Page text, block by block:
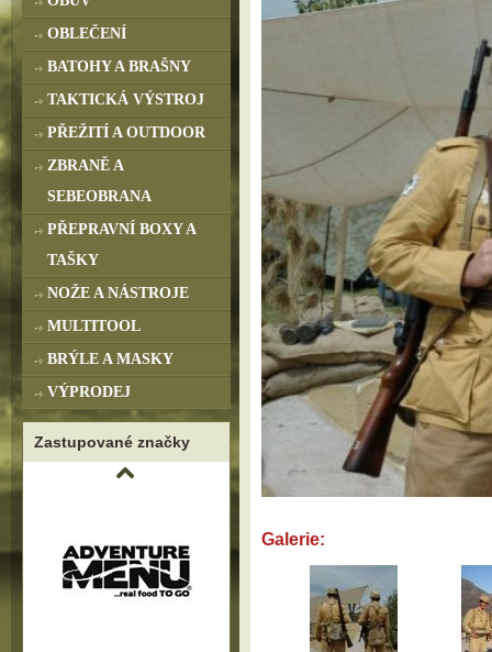
Galerie:
OBLEČENÍ
BATOHY A BRAŠNY
TAKTICKÁ VÝSTROJ
PŘEŽITÍ A OUTDOOR
ZBRANĚ A
SEBEOBRANA
PŘEPRAVNÍ BOXY A
TAŠKY
NOŽE A NÁSTROJE
MULTITOOL
BRÝLE A MASKY
VÝPRODEJ
Zastupované značky